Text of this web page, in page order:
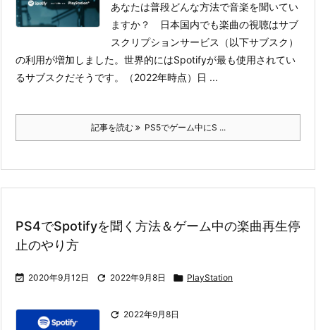
あなたは普段どんな方法で音楽を聞いてい
ますか？ 日本国内でも楽曲の視聴はサブ
スクリプションサービス（以下サブスク）
の利用が増加しました。世界的にはSpotifyが最も使用されてい
るサブスクだそうです。（2022年時点）
日 ...
記事を読む PS5でゲーム中にS ...
PS4でSpotifyを聞く方法＆ゲーム中の楽曲再生停
止のやり方
 2020年9月12日  2022年9月8日  PlayStation
 2022年9月8日